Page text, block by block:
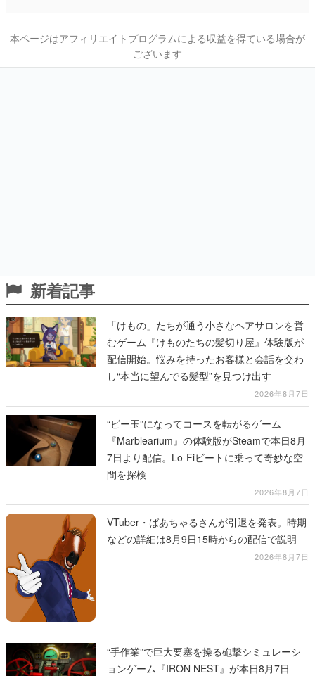
本ページはアフィリエイトプログラムによる収益を得ている場合が
ございます
新着記事
「けもの」たちが通う小さなヘアサロンを営
むゲーム『けものたちの髪切り屋』体験版が
配信開始。悩みを持ったお客様と会話を交わ
し“本当に望んでる髪型”を見つけ出す
2026年8月7日
“ビー玉”になってコースを転がるゲーム
『Marblearium』の体験版がSteamで本日8月
7日より配信。Lo-Fiビートに乗って奇妙な空
間を探検
2026年8月7日
VTuber・ばあちゃるさんが引退を発表。時期
などの詳細は8月9日15時からの配信で説明
2026年8月7日
“手作業”で巨大要塞を操る砲撃シミュレーシ
ョンゲーム『IRON NEST』が本日8月7日